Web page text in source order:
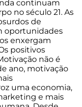
continuam
no século 21. As
de
oportunidades
enxergam
positivos
não é
ano, motivação
uma economia,
e mais